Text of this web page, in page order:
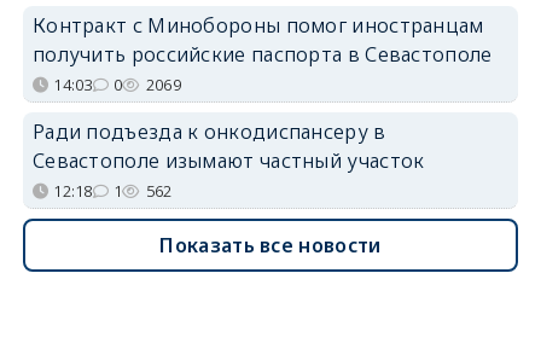
Контракт с Минобороны помог иностранцам
получить российские паспорта в Севастополе
14:03 0 2069
Ради подъезда к онкодиспансеру в
Севастополе изымают частный участок
12:18 1 562
Показать все новости